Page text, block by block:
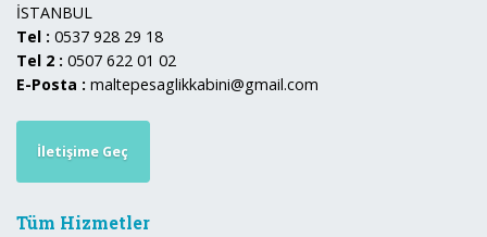
İSTANBUL
Tel : 0537 928 29 18
Tel 2 : 0507 622 01 02
E-Posta : maltepesaglikkabini@gmail.com
İletişime Geç
Tüm Hizmetler